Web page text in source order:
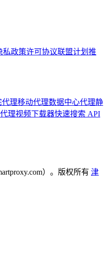
私政策许可协议联盟计划 推
代理移动代理数据中心代理静
理视频下载器快速搜索 API
）。版权所有 津